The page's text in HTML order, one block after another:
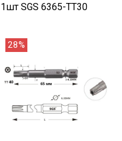
1шт SGS 6365-TT30
28%